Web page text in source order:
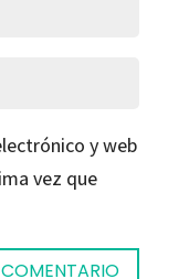
y web
vez que